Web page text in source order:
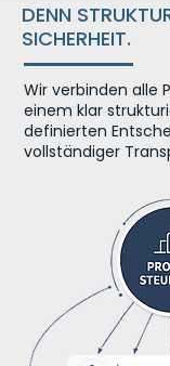
DENN
SICHERHEIT.
Wir verbinden alle
einem klar
definierten
vollständiger